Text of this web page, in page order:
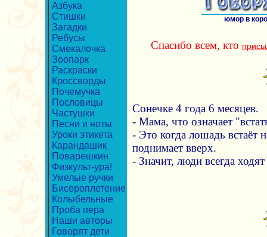
Азбука
Стишки
Загадки
Ребусы
Смекалочка
Зоопарк
Раскраски
Кроссворды
Почемучка
Пословицы
Частушки
Песни и ноты
Уроки этикета
Карандашик
Поварешкин
Физкульт-ура!
Умелые ручки
Бисероплетение
Колыбельные
Проба пера
Наши авторы
Говорят дети
юмор в
Спасибо всем, кто
Сонечке 4 года 6 месяцев.
- Мама, что означает
- Это когда лошадь встаёт
поднимает вверх.
- Значит, люди всегда